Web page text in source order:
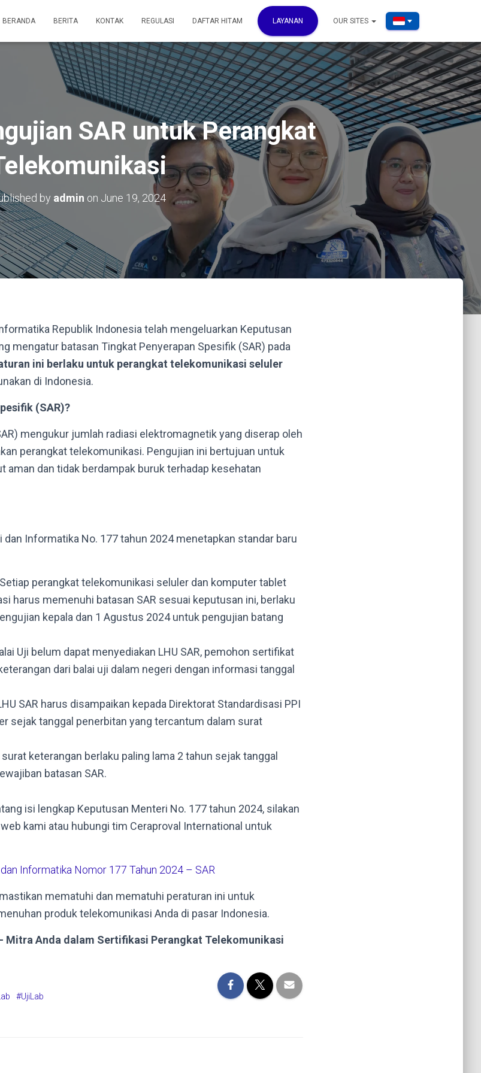
BERANDA BERITA KONTAK REGULASI DAFTAR HITAM LAYANAN OUR SITES
SAR untuk Perangkat
by admin on June 19, 2024
Republik Indonesia telah mengeluarkan Keputusan
mengatur batasan Tingkat Penyerapan Spesifik (SAR) pada
ini berlaku untuk perangkat telekomunikasi seluler
di Indonesia.
(SAR)?
mengukur jumlah radiasi elektromagnetik yang diserap oleh
perangkat telekomunikasi. Pengujian ini bertujuan untuk
aman dan tidak berdampak buruk terhadap kesehatan
Informatika No. 177 tahun 2024 menetapkan standar baru
Setiap perangkat telekomunikasi seluler dan komputer tablet
harus memenuhi batasan SAR sesuai keputusan ini, berlaku
kepala dan 1 Agustus 2024 untuk pengujian batang
Uji belum dapat menyediakan LHU SAR, pemohon sertifikat
dari balai uji dalam negeri dengan informasi tanggal
SAR harus disampaikan kepada Direktorat Standardisasi PPI
sejak tanggal penerbitan yang tercantum dalam surat
keterangan berlaku paling lama 2 tahun sejak tanggal
batasan SAR.
isi lengkap Keputusan Menteri No. 177 tahun 2024, silakan
kami atau hubungi tim Ceraproval International untuk
Informatika Nomor 177 Tahun 2024 – SAR
mematuhi dan mematuhi peraturan ini untuk
produk telekomunikasi Anda di pasar Indonesia.
Mitra Anda dalam Sertifikasi Perangkat Telekomunikasi
#UjiLab